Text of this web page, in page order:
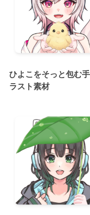
ひよこをそっと包む
ラスト素材